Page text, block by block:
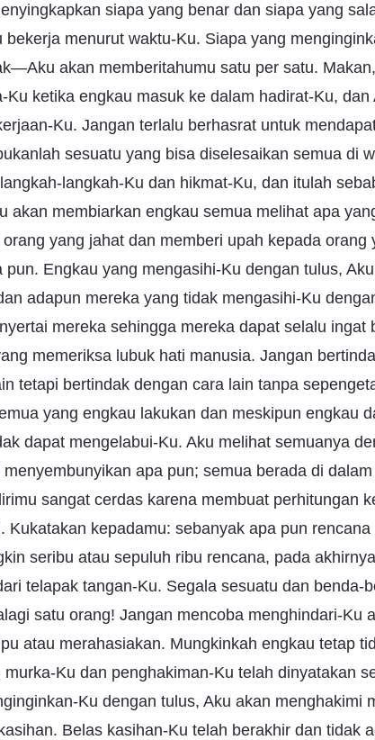
siapa yang benar dan siapa yang
bekerja menurut waktu-Ku. Siapa yang
akan memberitahumu satu per satu.
Ku ketika engkau masuk ke dalam hadirat-Ku,
Ku. Jangan terlalu berhasrat untuk
sesuatu yang bisa diselesaikan semua di
langkah-Ku dan hikmat-Ku, dan itulah
akan membiarkan engkau semua melihat apa
yang jahat dan memberi upah kepada orang
pun. Engkau yang mengasihi-Ku dengan tulus,
adapun mereka yang tidak mengasihi-Ku
mereka sehingga mereka dapat selalu ingat
memeriksa lubuk hati manusia. Jangan
tetapi bertindak dengan cara lain tanpa
yang engkau lakukan dan meskipun engkau
dapat mengelabui-Ku. Aku melihat semuanya
apa pun; semua berada di
sangat cerdas karena membuat perhitungan
Kukatakan kepadamu: sebanyak apa pun
seribu atau sepuluh ribu rencana, pada
telapak tangan-Ku. Segala sesuatu dan benda-
satu orang! Jangan mencoba menghindari-Ku
atau merahasiakan. Mungkinkah engkau tetap
murka-Ku dan penghakiman-Ku telah dinyatakan
Ku dengan tulus, Aku akan menghakimi
Belas kasihan-Ku telah berakhir dan tidak